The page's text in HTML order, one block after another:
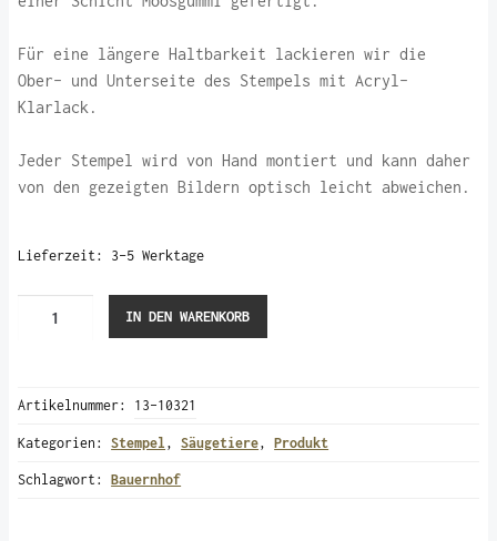
Für eine längere Haltbarkeit lackieren wir die
Ober- und Unterseite des Stempels mit Acryl-
Klarlack.
Jeder Stempel wird von Hand montiert und kann daher
von den gezeigten Bildern optisch leicht abweichen.
Lieferzeit: 3-5 Werktage
IN DEN WARENKORB
Artikelnummer: 13-10321
Kategorien:Stempel ,Säugetiere,Produkt
Schlagwort:Bauernhof